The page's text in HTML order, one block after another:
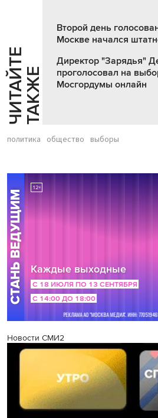
Ч
И
Т
АЙ
Т
Е
Т
А
К
ЖЕ
Второй день
Москве начался
Директор "Зарядья"
проголосовал на
Мосгордумы онлайн
политика общество выборы
Новости СМИ2